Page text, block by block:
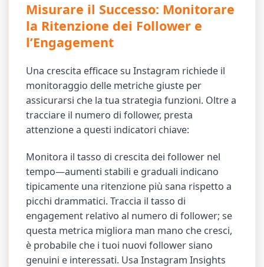
Misurare il Successo: Monitorare
la Ritenzione dei Follower e
l’Engagement
Una crescita efficace su Instagram richiede il
monitoraggio delle metriche giuste per
assicurarsi che la tua strategia funzioni. Oltre a
tracciare il numero di follower, presta
attenzione a questi indicatori chiave:
Monitora il tasso di crescita dei follower nel
tempo—aumenti stabili e graduali indicano
tipicamente una ritenzione più sana rispetto a
picchi drammatici. Traccia il tasso di
engagement relativo al numero di follower; se
questa metrica migliora man mano che cresci,
è probabile che i tuoi nuovi follower siano
genuini e interessati. Usa Instagram Insights